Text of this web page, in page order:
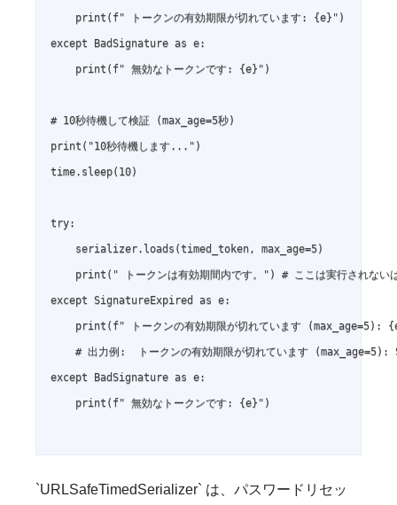
    print(f" トークンの有効期限が切れています: {e}")
except BadSignature as e:
    print(f" 無効なトークンです: {e}")
# 10秒待機して検証 (max_age=5秒)
print("10秒待機します...")
time.sleep(10)
try:
    serializer.loads(timed_token, max_age=5)
print(" トークンは有効期間内です。") # ここは実行されない
except SignatureExpired as e:
print(f" トークンの有効期限が切れています (max_age=5):
# 出力例:  トークンの有効期限が切れています
except BadSignature as e:
    print(f" 無効なトークンです: {e}")
`URLSafeTimedSerializer` は、パスワードリセッ